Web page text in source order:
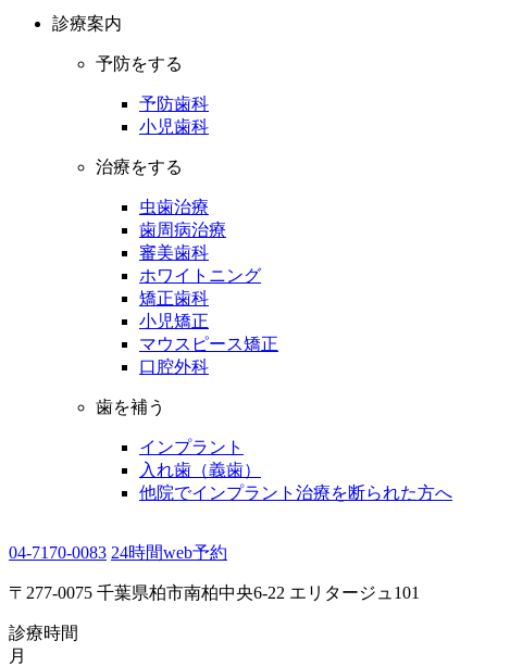
診療案内
予防をする
予防歯科
小児歯科
治療をする
虫歯治療
歯周病治療
審美歯科
ホワイトニング
矯正歯科
小児矯正
マウスピース矯正
口腔外科
歯を補う
インプラント
入れ歯（義歯）
他院でインプラント治療を断られた方へ
04-7170-0083 24時間web予約
〒277-0075 千葉県柏市南柏中央6-22 エリタージュ101
診療時間
月